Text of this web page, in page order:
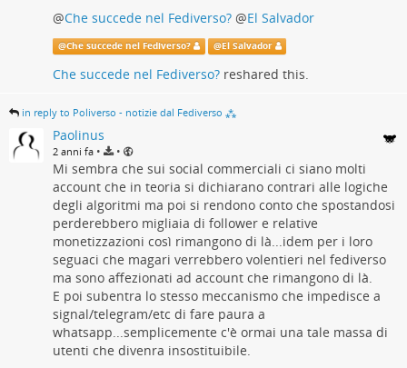
@Che succede nel Fediverso? @El Salvador
@Che succede nel Fediverso? @El Salvador
Che succede nel Fediverso? reshared this.
in reply to Poliverso - notizie dal Fediverso ⁂
Paolinus
2 anni fa • •
Mi sembra che sui social commerciali ci siano molti
account che in teoria si dichiarano contrari alle logiche
degli algoritmi ma poi si rendono conto che spostandosi
perderebbero migliaia di follower e relative
monetizzazioni così rimangono di là...idem per i loro
seguaci che magari verrebbero volentieri nel fediverso
ma sono affezionati ad account che rimangono di là.
E poi subentra lo stesso meccanismo che impedisce a
signal/telegram/etc di fare paura a
whatsapp...semplicemente c'è ormai una tale massa di
utenti che divenra insostituibile.